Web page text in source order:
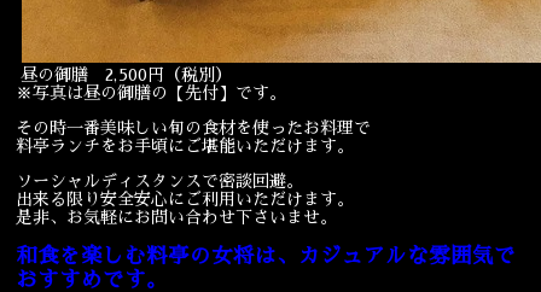
昼の御膳 2,500円（税別）
※写真は昼の御膳の【先付】です。
その時一番美味しい旬の食材を使ったお料理で
料亭ランチをお手頃にご堪能いただけます。
ソーシャルディスタンスで密談回避。
出来る限り安全安心にご利用いただけます。
是非、お気軽にお問い合わせ下さいませ。
和食を楽しむ料亭の女将は、カジュアルな雰囲気で
おすすめです。